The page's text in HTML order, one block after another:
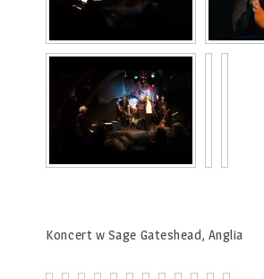
Koncert w Sage Gateshead, Anglia